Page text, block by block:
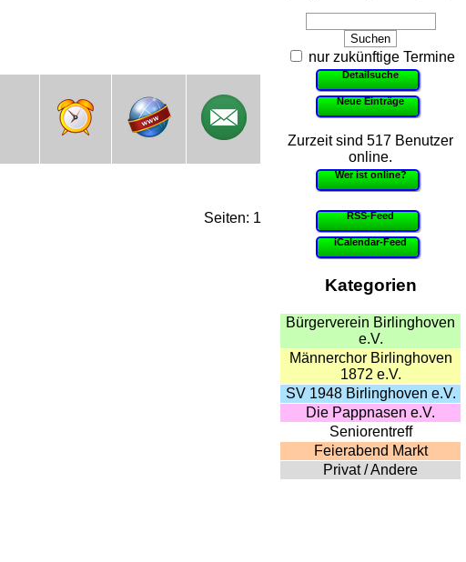
nur zukünftige Termine
Detailsuche
Neue Einträge
Zurzeit sind 517 Benutzer
online.
Wer ist online?
RSS-Feed
iCalendar-Feed
Kategorien
Bürgerverein Birlinghoven
e.V.
Männerchor Birlinghoven
1872 e.V.
SV 1948 Birlinghoven e.V.
Die Pappnasen e.V.
Seniorentreff
Feierabend Markt
Privat / Andere
Seiten: 1